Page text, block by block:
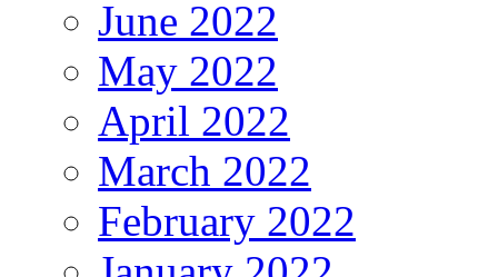
June 2022
May 2022
April 2022
March 2022
February 2022